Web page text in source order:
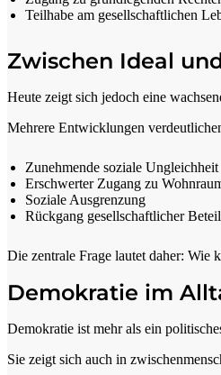
Teilhabe am gesellschaftlichen
Zwischen Ideal
Heute zeigt sich jedoch eine
Mehrere Entwicklungen
Zunehmende soziale Ungleichheit
Erschwerter Zugang zu
Soziale Ausgrenzung
Rückgang gesellschaftlicher
Die zentrale Frage lautet daher: Wie
Demokratie im
Demokratie ist mehr als ein
Sie zeigt sich auch in